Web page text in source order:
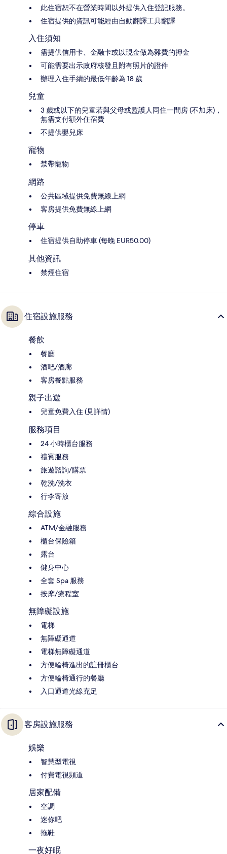
此住宿恕不在營業時間以外提供入住登記服務。
住宿提供的資訊可能經由自動翻譯工具翻譯
入住須知
需提供信用卡、金融卡或以現金做為雜費的押金
可能需要出示政府核發且附有照片的證件
辦理入住手續的最低年齡為 18 歲
兒童
3 歲或以下的兒童若與父母或監護人同住一間房 (不加床)，
無需支付額外住宿費
不提供嬰兒床
寵物
禁帶寵物
網路
公共區域提供免費無線上網
客房提供免費無線上網
停車
住宿提供自助停車 (每晚 EUR50.00)
其他資訊
禁煙住宿
住宿設施服務
餐飲
餐廳
酒吧/酒廊
客房餐點服務
親子出遊
兒童免費入住 (見詳情)
服務項目
24 小時櫃台服務
禮賓服務
旅遊諮詢/購票
乾洗/洗衣
行李寄放
綜合設施
ATM/金融服務
櫃台保險箱
露台
健身中心
全套 Spa 服務
按摩/療程室
無障礙設施
電梯
無障礙通道
電梯無障礙通道
方便輪椅進出的註冊櫃台
方便輪椅通行的餐廳
入口通道光線充足
客房設施服務
娛樂
智慧型電視
付費電視頻道
居家配備
空調
迷你吧
拖鞋
一夜好眠